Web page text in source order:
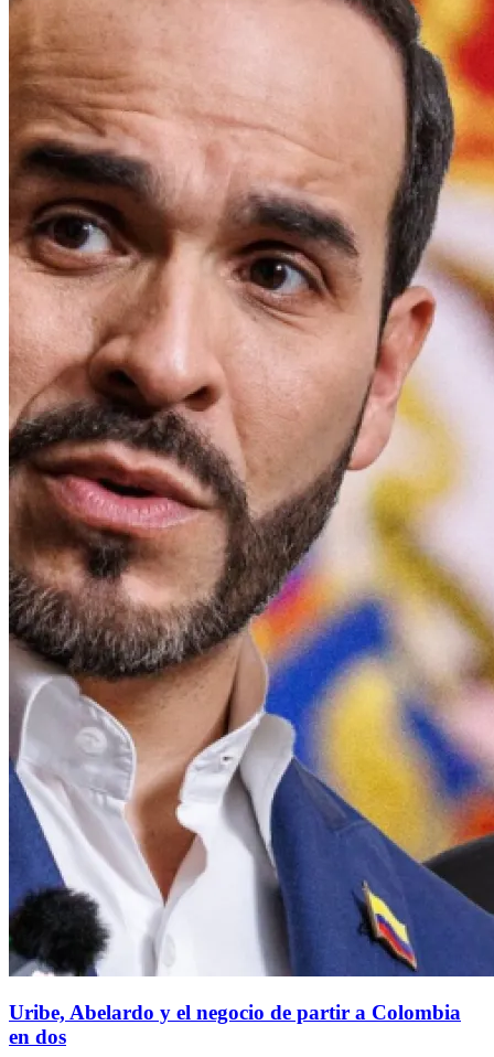
Uribe, Abelardo y el negocio de partir a Colombia
en dos